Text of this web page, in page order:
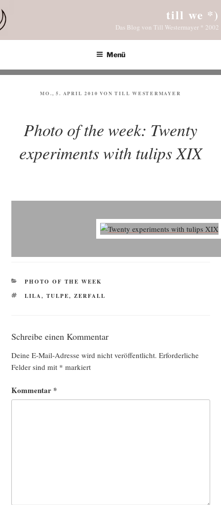
Inhalt
springen
till we *)
Das Blog von Till Westermayer * 2002
Menü
VERÖFFENTLICHT
MO., 5. APRIL 2010 VONTILL WESTERMAYER
Photo of the week: Twenty
experiments with tulips XIX
KATEGORIEN
PHOTO OF THE WEEK
SCHLAGWÖRTER
LILA, TULPE, ZERFALL
Schreibe einen Kommentar
Deine E-Mail-Adresse wird nicht veröffentlicht. Erforderliche
Felder sind mit * markiert
Kommentar *